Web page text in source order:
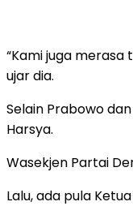
“Kami juga
ujar dia.
Selain Prabowo
Harsya.
Wasekjen Partai
Lalu, ada pula